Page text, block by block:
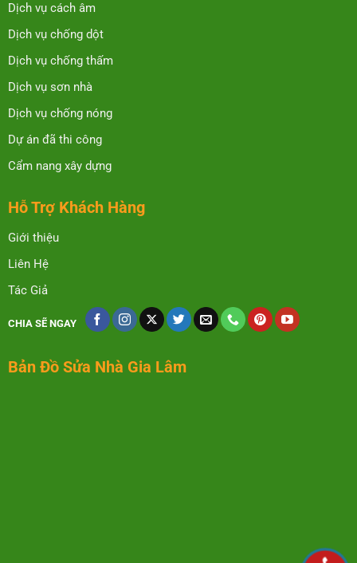
Dịch vụ cách âm
Dịch vụ chống dột
Dịch vụ chống thấm
Dịch vụ sơn nhà
Dịch vụ chống nóng
Dự án đã thi công
Cẩm nang xây dựng
Hỗ Trợ Khách Hàng
Giới thiệu
Liên Hệ
Tác Giả
CHIA SẼ NGAY
Bản Đồ Sửa Nhà Gia Lâm